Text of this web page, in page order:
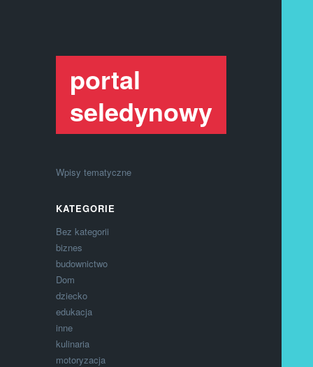
portal
seledynowy
Wpisy tematyczne
KATEGORIE
Bez kategorii
biznes
budownictwo
Dom
dziecko
edukacja
inne
kulinaria
motoryzacja